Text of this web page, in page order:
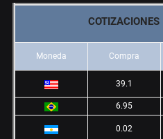
COTIZACIONES
Moneda Compra
39.1
6.95
0.02